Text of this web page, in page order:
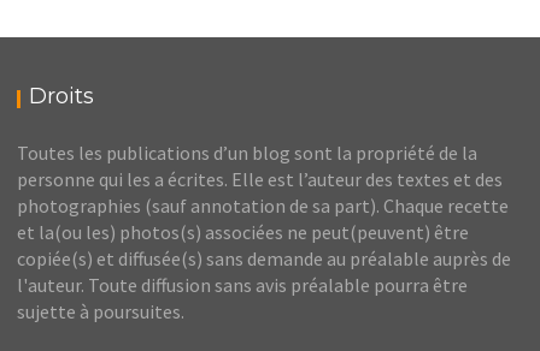
Droits
Toutes les publications d’un blog sont la propriété de la
personne qui les a écrites. Elle est l’auteur des textes et des
photographies (sauf annotation de sa part). Chaque recette
et la(ou les) photos(s) associées ne peut(peuvent) être
copiée(s) et diffusée(s) sans demande au préalable auprès de
l'auteur. Toute diffusion sans avis préalable pourra être
sujette à poursuites.